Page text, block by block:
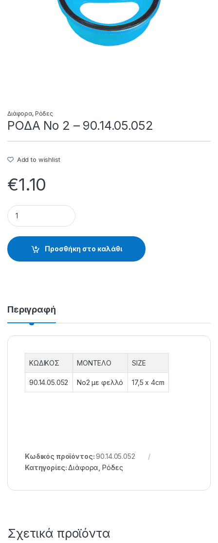
Διάφορα, Ρόδες
ΡΟΔΑ No 2 – 90.14.05.052
Add to wishlist
€1.10
ΡΟΔΑ No 2 - 90.14.05.052 quantity
Προσθήκη στο καλάθι
Περιγραφή
ΚΩΔΙΚΟΣ ΜΟΝΤΕΛΟ SIZE
90.14.05.052 Nο2 με φελλό 17,5 x 4cm
Κωδικός προϊόντος:90.14.05.052
Κατηγορίες:Διάφορα ,Ρόδες
Σχετικά προϊόντα